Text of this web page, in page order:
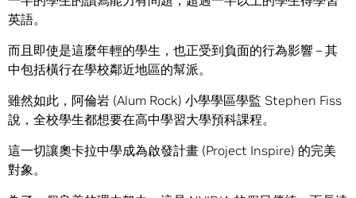
英語。
而且即使是這麼年輕的學生，也正受到負面的行為影響 – 其
中包括橫行在學校鄰近地區的幫派。
雖然如此，阿倫岩 (Alum Rock) 小學學區學監 Stephen Fiss
說，全校學生都想要在高中學習大學預科課程。
這一切讓奧卡拉中學成為啟發計畫 (Project Inspire) 的完美
對象。